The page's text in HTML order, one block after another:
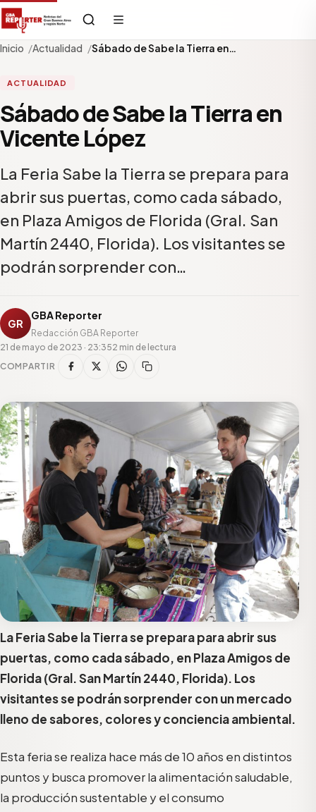
Inicio Actualidad Sábado de Sabe la Tierra en…
ACTUALIDAD
Sábado de Sabe la Tierra en
Vicente López
La Feria Sabe la Tierra se prepara para
abrir sus puertas, como cada sábado,
en Plaza Amigos de Florida (Gral. San
Martín 2440, Florida). Los visitantes se
podrán sorprender con…
GR
GBA Reporter
Redacción GBA Reporter
21 de mayo de 2023 · 23:352 min de lectura
COMPARTIR
La Feria Sabe la Tierra se prepara para abrir sus
puertas, como cada sábado, en Plaza Amigos de
Florida (Gral. San Martín 2440, Florida). Los
visitantes se podrán sorprender con un mercado
lleno de sabores, colores y conciencia ambiental.
Esta feria se realiza hace más de 10 años en distintos
puntos y busca promover la alimentación saludable,
la producción sustentable y el consumo